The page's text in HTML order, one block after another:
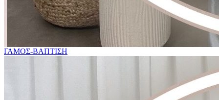
ΓΑΜΟΣ-ΒΑΠΤΙΣΗ